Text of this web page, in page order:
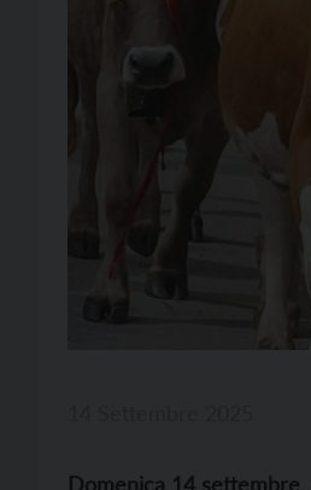
Domenica 14 settembre